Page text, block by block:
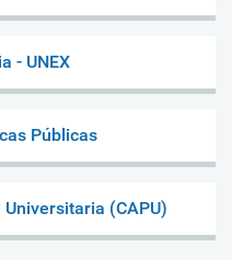
- UNEX
Públicas
(CAPU)